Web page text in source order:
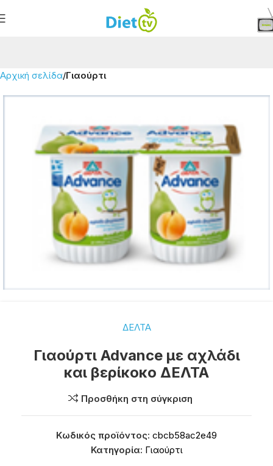
Αρχική σελίδα Γιαούρτι
ΔΕΛΤΑ
Γιαούρτι Advance με αχλάδι
και βερίκοκο ΔΕΛΤΑ
Προσθήκη στη σύγκριση
Κωδικός προϊόντος: cbcb58ac2e49
Κατηγορία: Γιαούρτι